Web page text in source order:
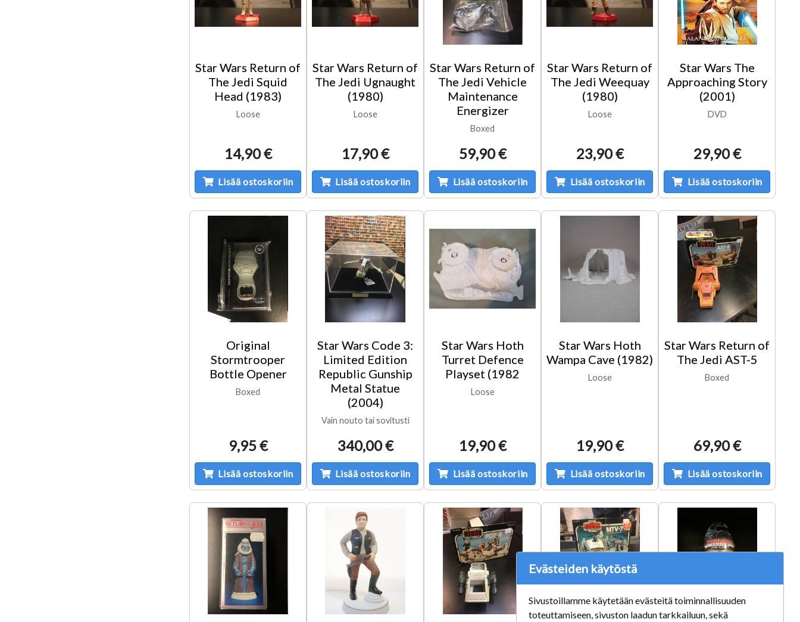
Star Wars Return of
The Jedi Squid
Head (1983)
Loose
14,90 €
Lisää ostoskoriin
Star Wars Return of
The Jedi Ugnaught
(1980)
Loose
17,90 €
Lisää ostoskoriin
Star Wars Return of
The Jedi Vehicle
Maintenance
Energizer
Boxed
59,90 €
Lisää ostoskoriin
Star Wars Return of
The Jedi Weequay
(1980)
Loose
23,90 €
Lisää ostoskoriin
Star Wars The
Approaching Story
(2001)
DVD
29,90 €
Lisää ostoskoriin
Original
Stormtrooper
Bottle Opener
Boxed
9,95 €
Lisää ostoskoriin
Star Wars Code 3:
Limited Edition
Republic Gunship
Metal Statue
(2004)
Vain nouto tai sovitusti
340,00 €
Lisää ostoskoriin
Star Wars Hoth
Turret Defence
Playset (1982
Loose
19,90 €
Lisää ostoskoriin
Star Wars Hoth
Wampa Cave (1982)
Loose
19,90 €
Lisää ostoskoriin
Star Wars Return of
The Jedi AST-5
Boxed
69,90 €
Lisää ostoskoriin
Evästeiden käytöstä
Sivustoillamme käytetään evästeitä toiminnallisuuden
toteuttamiseen, sivuston laadun tarkkailuun, sekä